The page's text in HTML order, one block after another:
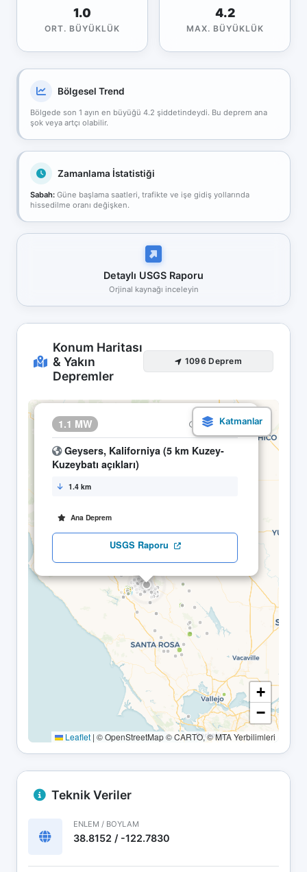
1.0
ORT. BÜYÜKLÜK
4.2
MAX. BÜYÜKLÜK
Bölgesel Trend
Bölgede son 1 ayın en büyüğü 4.2 şiddetindeydi. Bu deprem ana
şok veya artçı olabilir.
Zamanlama İstatistiği
Sabah: Güne başlama saatleri, trafikte ve işe gidiş yollarında
hissedilme oranı değişken.
Detaylı USGS Raporu
Orjinal kaynağı inceleyin
Konum Haritası
& Yakın
Depremler
1096 Deprem
1.1 MW 05.05 10:18
Geysers, Kaliforniya (5 km Kuzey-
Kuzeybatı açıkları)
1.4 km
Ana Deprem
USGS Raporu
×
+
−
Leaflet | © OpenStreetMap © CARTO, © MTA Yerbilimleri
Teknik Veriler
ENLEM / BOYLAM
38.8152 / -122.7830